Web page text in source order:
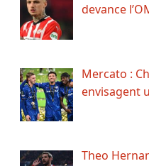
devance
Mercato :
envisagent
Theo